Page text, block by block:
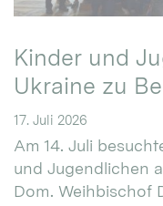
Kinder und
Ukraine zu
17. Juli 2026
Am 14. Juli
und Jugendlichen
Dom. Weihbischof